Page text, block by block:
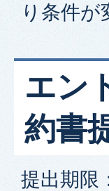
り条件
エン
約書
提出期限